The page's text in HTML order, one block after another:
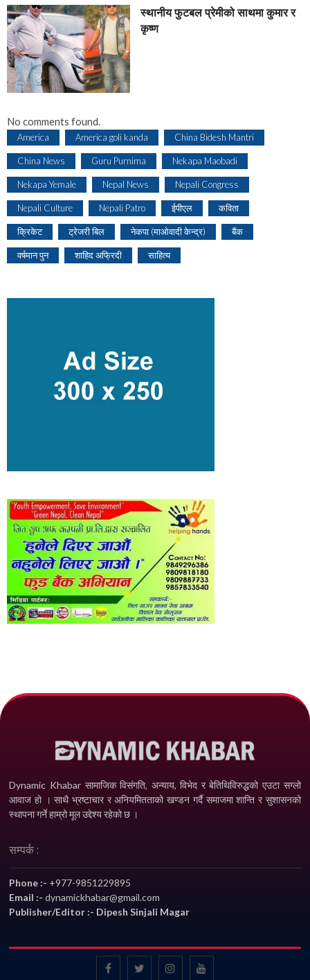
स्थानीय फुटबल प्रेमीको साथमा कुमार र
कृष्ण
No comments found.
America America goli kanda China Bidesh Mantri
China News Guru Purnima Nekapa Maobadi
Nekapa Yemale Nepal News Nepali Congress
Nepali Culture Nepali Patro ईपीएल कविता
क्रिकेट ट्रेजरी बिल नेकपा (माओवादी केन्द्र) बैंक
वर्षमान पुन शाहिद अफ्रिदी साहित्य
Dynamic Khabar सामाजिक विसंगति, अन्याय, विभेद­ र बेतिथिविरुद्धको एउटा सग्लो
आवाज हो । साथै भ्रष्टाचार र अनियमितताको खण्डन गर्दै समाजमा शान्ति र सुशासनको
स्थापना गर्ने हाम्रो मूल उद्देश्य रहेको छ ।
सम्पर्क :
Phone :- +977-9851229895
Email :-dynamickhabar@gmail.com
Publisher/Editor :- Dipesh Sinjali Magar